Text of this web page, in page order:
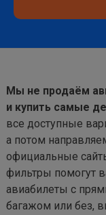
Мы не продаём
и купить самые
все доступные
а потом
официальные
фильтры помогут
авиабилеты с
багажом или без,